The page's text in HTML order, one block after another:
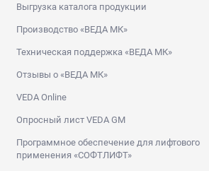
Выгрузка каталога продукции
Производство «ВЕДА МК»
Техническая поддержка «ВЕДА МК»
Отзывы о «ВЕДА МК»
VEDA Online
Опросный лист VEDA GM
Программное обеспечение для лифтового
применения «СОФТЛИФТ»